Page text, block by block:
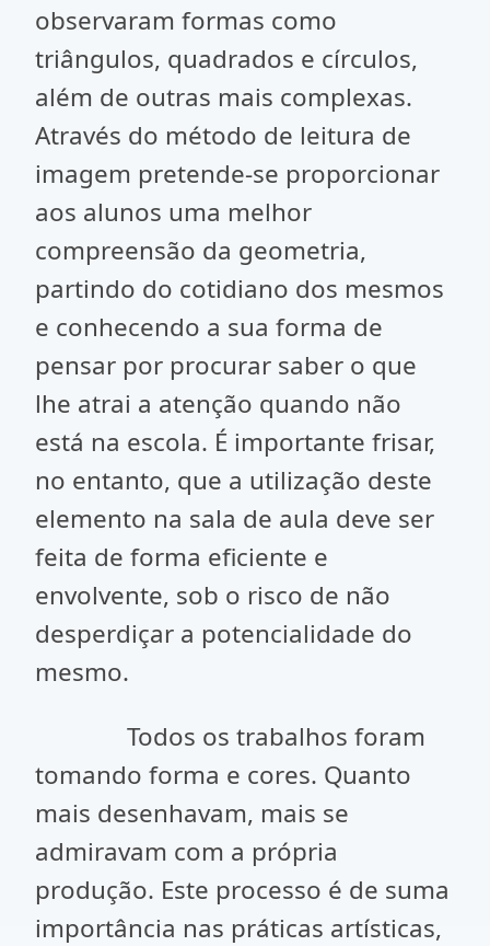
observaram formas como
triângulos, quadrados e círculos,
além de outras mais complexas.
Através do método de leitura de
imagem pretende-se proporcionar
aos alunos uma melhor
compreensão da geometria,
partindo do cotidiano dos mesmos
e conhecendo a sua forma de
pensar por procurar saber o que
lhe atrai a atenção quando não
está na escola. É importante frisar,
no entanto, que a utilização deste
elemento na sala de aula deve ser
feita de forma eficiente e
envolvente, sob o risco de não
desperdiçar a potencialidade do
mesmo.
Todos os trabalhos foram
tomando forma e cores. Quanto
mais desenhavam, mais se
admiravam com a própria
produção. Este processo é de suma
importância nas práticas artísticas,